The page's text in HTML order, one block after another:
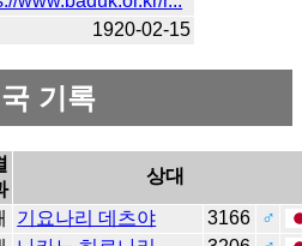
1920-02-15
기록
상대
기요나리 데츠야 3166
♂